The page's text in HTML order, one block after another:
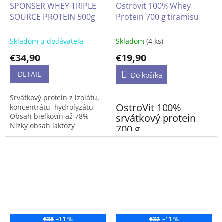
SPONSER WHEY TRIPLE
SOURCE PROTEIN 500g
Skladom u dodávateľa
€34,90
DETAIL
Srvátkový proteín z izolátu,
koncentrátu, hydrolyzátu
Obsah bielkovín až 78%
Nízky obsah laktózy
Ostrovit 100% Whey
Protein 700 g tiramisu
Skladom (4 ks)
€19,90
Do košíka
OstroVit 100%
srvátkový protein
700 g
dodáva aminokyseliny s
€38 –11 % €32 –11 %